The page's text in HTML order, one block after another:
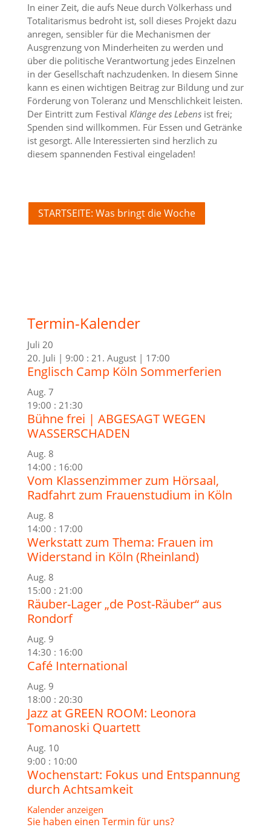
In einer Zeit, die aufs Neue durch Völkerhass und
Totalitarismus bedroht ist, soll dieses Projekt dazu
anregen, sensibler für die Mechanismen der
Ausgrenzung von Minderheiten zu werden und
über die politische Verantwortung jedes Einzelnen
in der Gesellschaft nachzudenken. In diesem Sinne
kann es einen wichtigen Beitrag zur Bildung und zur
Förderung von Toleranz und Menschlichkeit leisten.
Der Eintritt zum Festival Klänge des Lebens ist frei;
Spenden sind willkommen. Für Essen und Getränke
ist gesorgt. Alle Interessierten sind herzlich zu
diesem spannenden Festival eingeladen!
STARTSEITE: Was bringt die Woche
Termin-Kalender
Juli 20
20. Juli | 9:00 : 21. August | 17:00
Englisch Camp Köln Sommerferien
Aug. 7
19:00 : 21:30
Bühne frei | ABGESAGT WEGEN
WASSERSCHADEN
Aug. 8
14:00 : 16:00
Vom Klassenzimmer zum Hörsaal,
Radfahrt zum Frauenstudium in Köln
Aug. 8
14:00 : 17:00
Werkstatt zum Thema: Frauen im
Widerstand in Köln (Rheinland)
Aug. 8
15:00 : 21:00
Räuber-Lager „de Post-Räuber“ aus
Rondorf
Aug. 9
14:30 : 16:00
Café International
Aug. 9
18:00 : 20:30
Jazz at GREEN ROOM: Leonora
Tomanoski Quartett
Aug. 10
9:00 : 10:00
Wochenstart: Fokus und Entspannung
durch Achtsamkeit
Kalender anzeigen
Sie haben einen Termin für uns?